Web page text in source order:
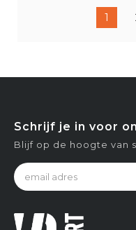
1
Schrijf je in voor
Blijf op de hoogte van